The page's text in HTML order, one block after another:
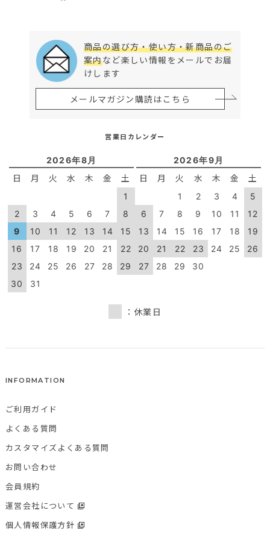
商品の選び方・使い方・新商品のご
案内など楽しい情報をメールでお届
けします
メールマガジン購読はこちら
営業日カレンダー
2026年8月
日 月 火 水 木 金 土
1
2
3 4 5 6 7
8
9
10 11 12 13 14
15
16
17 18 19 20 21
22
23
24 25 26 27 28
29
30
31
2026年9月
日 月 火 水 木 金 土
1 2 3 4
5
6
7 8 9 10 11
12
13
14 15 16 17 18
19
20
21 22 23 24 25
26
27
28 29 30
：休業日
INFORMATION
ご利用ガイド
よくある質問
カスタマイズよくある質問
お問い合わせ
会員規約
運営会社について
個人情報保護方針